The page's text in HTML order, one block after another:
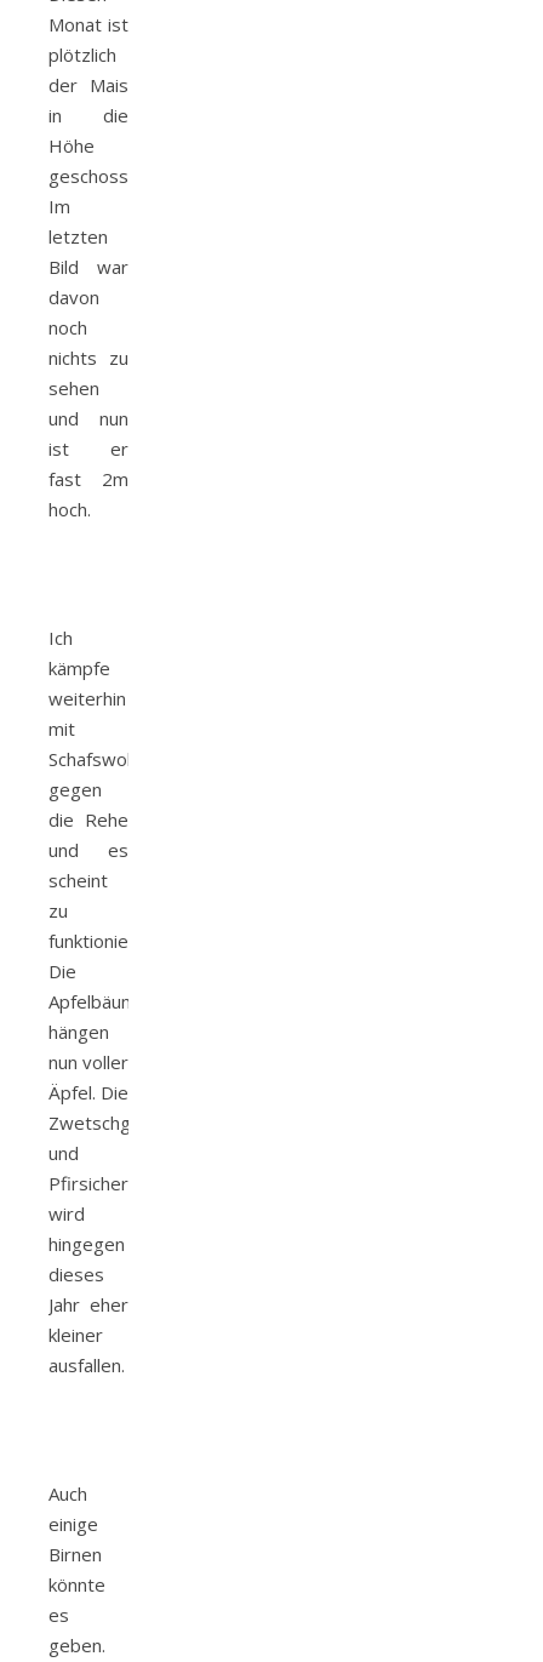
Monat ist
plötzlich
der Mais
in die
Höhe
geschossen.
Im
letzten
Bild war
davon
noch
nichts zu
sehen
und nun
ist er
fast 2m
hoch.
Ich
kämpfe
weiterhin
mit
Schafswolle
gegen
die Rehe
und es
scheint
zu
funktionieren.
Die
Apfelbäume
hängen
nun voller
Äpfel. Die
Zwetschgen-
und
Pfirsichernte
wird
hingegen
dieses
Jahr eher
kleiner
ausfallen.
Auch
einige
Birnen
könnte
es
geben.